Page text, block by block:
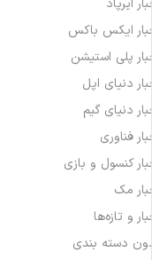
اخبار ایرپاد
اخبار ایکس باکس
اخبار پلی استیشن
اخبار دنیای اپل
اخبار دنیای گیم
اخبار فناوری
اخبار کنسول و بازی
اخبار مک
اخبار و تازه‌ها
بدون دسته بندی